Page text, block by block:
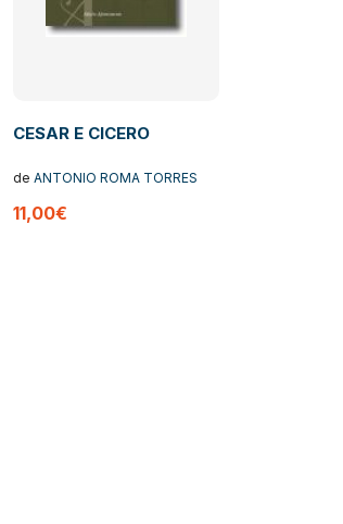
CESAR E CICERO
deANTONIO ROMA TORRES
11,00€